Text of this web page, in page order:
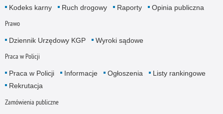
Kodeks karny
Ruch drogowy Raporty Opinia publiczna
Prawo
Dziennik Urzędowy KGP Wyroki sądowe
Praca w Policji
Praca w Policji Informacje Ogłoszenia
Listy rankingowe
Rekrutacja
Zamówienia publiczne